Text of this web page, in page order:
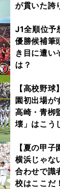
が貫いた誇
J1全順位
優勝候補
き目に遭い
は？
【高校野
園初出場が
高崎・青栁
壊」はこう
【夏の甲
横浜じゃな
合わせで識
校はここだ！